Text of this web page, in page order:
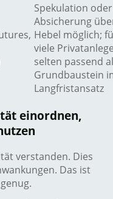
Spekulation oder
Absicherung
Hebel möglich;
viele
selten passend
Grundbaustein
Langfristansatz
einordnen,
verstanden. Dies
Das ist